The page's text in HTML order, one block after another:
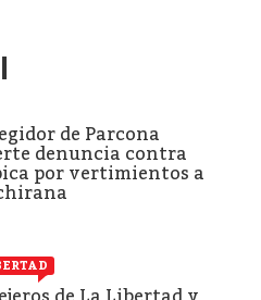
de Parcona
denuncia contra
por vertimientos a
de La Libertad y